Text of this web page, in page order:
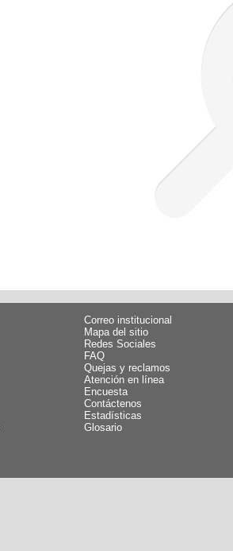
Correo institucional
Mapa del sitio
Redes Sociales
FAQ
Quejas y reclamos
Atención en línea
Encuesta
Contáctenos
Estadísticas
Glosario